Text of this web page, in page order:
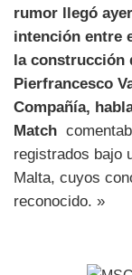
rumor llegó
intención entre
la construcción
Pierfrancesco
Compañía,
Match
registrados bajo
Malta, cuyos
reconocido. »